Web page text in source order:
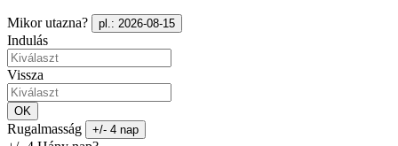
Mikor utazna? pl.: 2026-08-15
Indulás
Vissza
OK
Rugalmasság +/- 4 nap